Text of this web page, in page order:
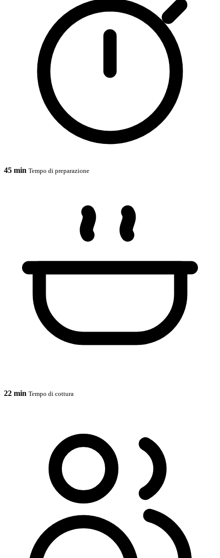
45 min Tempo di preparazione
22 min Tempo di cottura